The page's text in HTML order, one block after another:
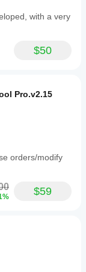
with a very
$50
Pro.v2.15
orders/modify
$59